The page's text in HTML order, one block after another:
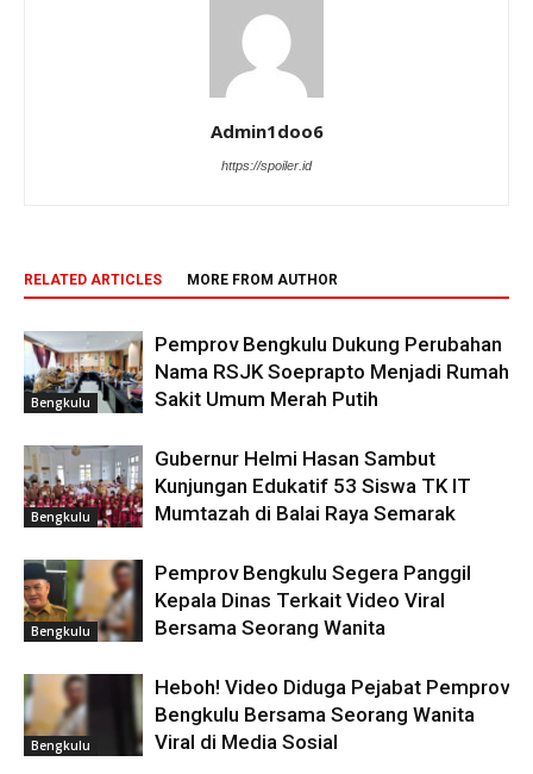
Admin1doo6
https://spoiler.id
RELATED ARTICLES MORE FROM AUTHOR
Bengkulu
Pemprov Bengkulu Dukung Perubahan
Nama RSJK Soeprapto Menjadi Rumah
Sakit Umum Merah Putih
Bengkulu
Gubernur Helmi Hasan Sambut
Kunjungan Edukatif 53 Siswa TK IT
Mumtazah di Balai Raya Semarak
Bengkulu
Pemprov Bengkulu Segera Panggil
Kepala Dinas Terkait Video Viral
Bersama Seorang Wanita
Bengkulu
Heboh! Video Diduga Pejabat Pemprov
Bengkulu Bersama Seorang Wanita
Viral di Media Sosial